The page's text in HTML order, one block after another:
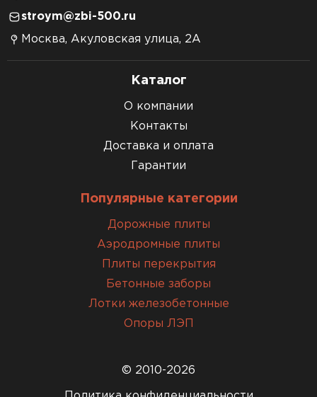
stroym@zbi-500.ru
Москва, Акуловская улица, 2А
Каталог
О компании
Контакты
Доставка и оплата
Гарантии
Популярные категории
Дорожные плиты
Аэродромные плиты
Плиты перекрытия
Бетонные заборы
Лотки железобетонные
Опоры ЛЭП
© 2010-2026